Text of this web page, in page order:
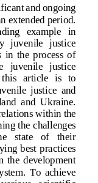
and ongoing
extended period.
example   in
juvenile  justice
in  the  process  of
juvenile   justice
article   is   to
justice  and
and  Ukraine.
within the
the challenges
state   of   their
best practices
the  development
To  achieve